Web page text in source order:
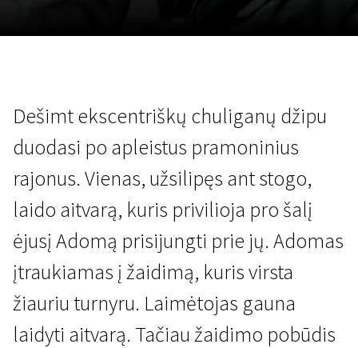
Dešimt ekscentriškų chuliganų džipu
duodasi po apleistus pramoninius
rajonus. Vienas, užsilipęs ant stogo,
laido aitvarą, kuris privilioja pro šalį
ėjusį Adomą prisijungti prie jų. Adomas
įtraukiamas į žaidimą, kuris virsta
žiauriu turnyru. Laimėtojas gauna
laidyti aitvarą. Tačiau žaidimo pobūdis